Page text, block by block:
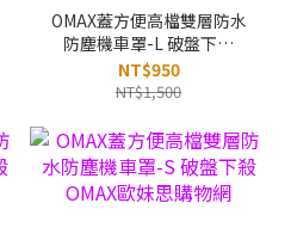
OMAX蓋方便高檔雙層防水
防塵機車罩-L 破盤下殺
OMAX歐妹思購物網
NT$950
NT$1,500